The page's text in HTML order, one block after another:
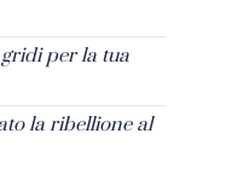
per la tua
la ribellione al